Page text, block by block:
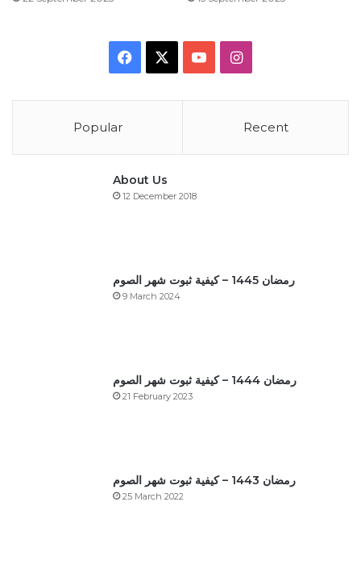
FacebookYouTubeInstagram
Popular Recent
About Us
12 December 2018
رمضان 1445 – كيفية ثبوت شهر الصوم
9 March 2024
رمضان 1444 – كيفية ثبوت شهر الصوم
21 February 2023
رمضان 1443 – كيفية ثبوت شهر الصوم
25 March 2022